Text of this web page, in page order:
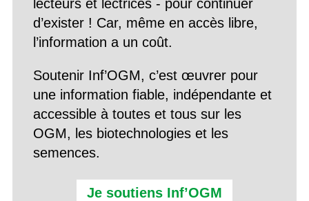
lecteurs et lectrices - pour continuer
d’exister ! Car, même en accès libre,
l’information a un coût.
Soutenir Inf’OGM, c’est œuvrer pour
une information fiable, indépendante et
accessible à toutes et tous sur les
OGM, les biotechnologies et les
semences.
Je soutiens Inf’OGM